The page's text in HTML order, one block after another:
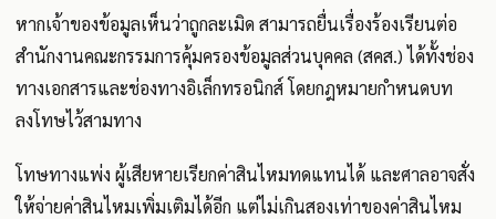
หากเจ้าของข้อมูลเห็นว่าถูกละเมิด สามารถยื่นเรื่องร้องเรียนต่อ
สำนักงานคณะกรรมการคุ้มครองข้อมูลส่วนบุคคล (สคส.) ได้ทั้งช่อง
ทางเอกสารและช่องทางอิเล็กทรอนิกส์ โดยกฎหมายกำหนดบท
ลงโทษไว้สามทาง
โทษทางแพ่ง ผู้เสียหายเรียกค่าสินไหมทดแทนได้ และศาลอาจสั่ง
ให้จ่ายค่าสินไหมเพิ่มเติมได้อีก แต่ไม่เกินสองเท่าของค่าสินไหม